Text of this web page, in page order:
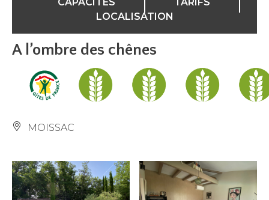
LOCALISATION
A l’ombre des chênes
MOISSAC